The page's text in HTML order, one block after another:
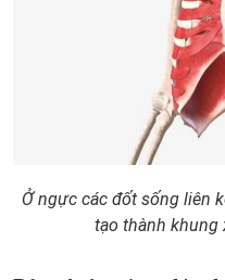
Ở ngực các đốt sống liên
tạo thành khung